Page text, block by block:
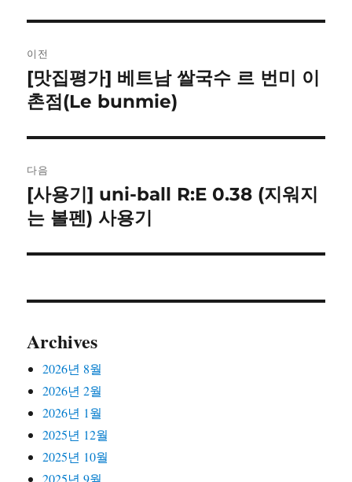
탐
색
이전
이
전
[맛집평가] 베트남 쌀국수 르 번미 이
촌점(Le bunmie)
다음
다
음
[사용기] uni-ball R:E 0.38 (지워지
는 볼펜) 사용기
Archives
2026년 8월
2026년 2월
2026년 1월
2025년 12월
2025년 10월
2025년 9월